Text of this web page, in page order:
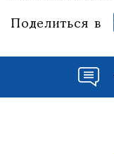
Поделиться в